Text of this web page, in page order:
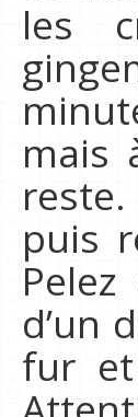
les
mais
puis
d’un
fur